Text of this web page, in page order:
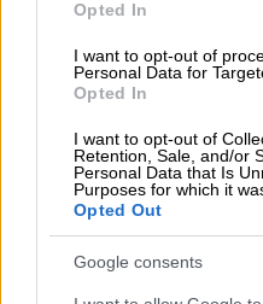
Opted In
I want to opt-out of
Personal Data for
Opted In
I want to opt-out of
Retention, Sale, and/or
Personal Data that Is
Purposes for which it
Opted Out
Google consents